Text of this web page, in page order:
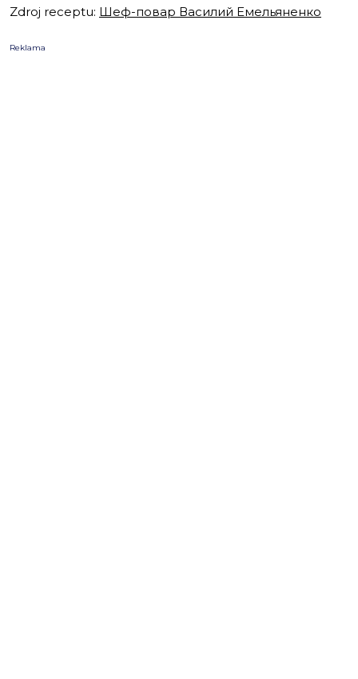
Zdroj receptu: Шеф-повар Василий Емельяненко
Reklama